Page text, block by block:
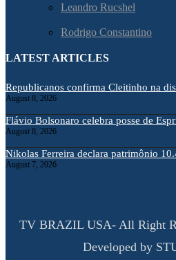
Leandro Rucshel
Rodrigo Constantino
LATEST ARTICLES
Republicanos confirma Cleitinho na
August 8, 2026
Flávio Bolsonaro celebra posse de
August 8, 2026
Nikolas Ferreira declara patrimônio
August 7, 2026
TV BRAZIL USA- All Right
Developed by